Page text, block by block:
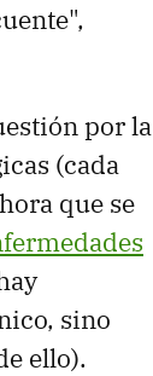
por la
(cada
que se
sino
ello).